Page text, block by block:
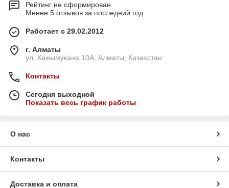
Рейтинг не сформирован
Менее 5 отзывов за последний год
Работает с 29.02.2012
г. Алматы
ул. Кажымукана 10А, Алматы, Казахстан
Контакты
Сегодня выходной
Показать весь график работы
О нас
Контакты
Доставка и оплата